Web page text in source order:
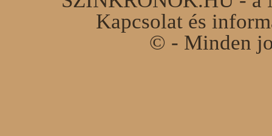
Kapcsolat és
© - Minden